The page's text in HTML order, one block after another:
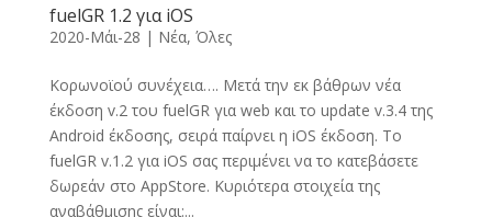
fuelGR 1.2 για iOS
2020-Μάι-28 | Νέα, Όλες
Κορωνοϊού συνέχεια…. Μετά την εκ βάθρων νέα
έκδοση v.2 του fuelGR για web και το update v.3.4 της
Android έκδοσης, σειρά παίρνει η iOS έκδοση. Το
fuelGR v.1.2 για iOS σας περιμένει να τo κατεβάσετε
δωρεάν στο AppStore. Κυριότερα στοιχεία της
αναβάθμισης είναι:...